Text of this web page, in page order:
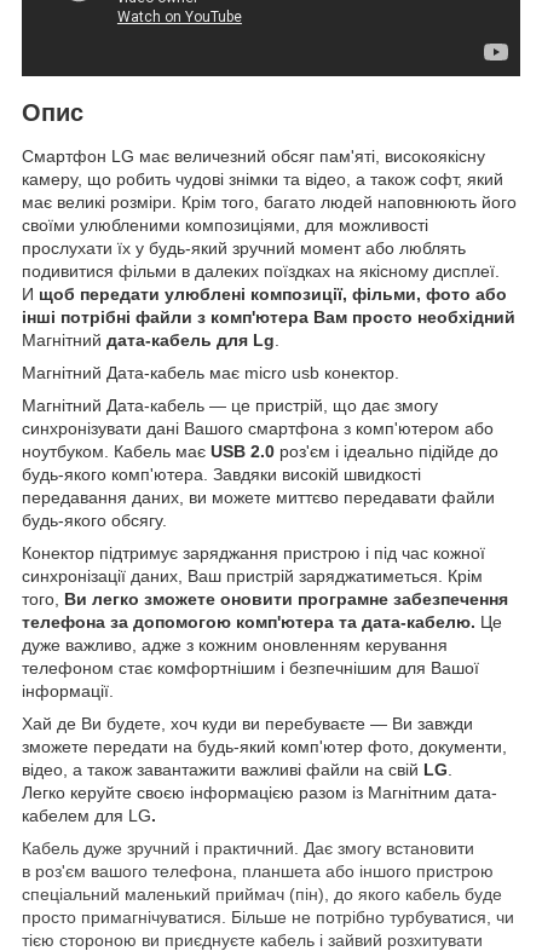
Опис
Смартфон LG має величезний обсяг пам'яті, високоякісну
камеру, що робить чудові знімки та відео, а також софт, який
має великі розміри. Крім того, багато людей наповнюють його
своїми улюбленими композиціями, для можливості
прослухати їх у будь-який зручний момент або люблять
подивитися фільми в далеких поїздках на якісному дисплеї.
И щоб передати улюблені композиції, фільми, фото або
інші потрібні файли з комп'ютера Вам просто необхідний
Магнітний дата-кабель для Lg
Магнітний Дата-кабель має micro usb конектор.
Магнітний Дата-кабель — це пристрій, що дає змогу
синхронізувати дані Вашого смартфона з комп'ютером або
ноутбуком. Кабель має USB 2.0 роз'єм і ідеально підійде до
будь-якого комп'ютера. Завдяки високій швидкості
передавання даних, ви можете миттєво передавати файли
будь-якого обсягу.
Конектор підтримує заряджання пристрою і під час кожної
синхронізації даних, Ваш пристрій заряджатиметься. Крім
того, Ви легко зможете оновити програмне забезпечення
телефона за допомогою комп'ютера та дата-кабелю. Це
дуже важливо, адже з кожним оновленням керування
телефоном стає комфортнішим і безпечнішим для Вашої
інформації.
Хай де Ви будете, хоч куди ви перебуваєте — Ви завжди
зможете передати на будь-який комп'ютер фото, документи,
відео, а також завантажити важливі файли на свій LG
Легко керуйте своєю інформацією разом із Магнітним дата-
кабелем для LG.
Кабель дуже зручний і практичний. Дає змогу встановити
в роз'єм вашого телефона, планшета або іншого пристрою
спеціальний маленький приймач (пін), до якого кабель буде
просто примагнічуватися. Більше не потрібно турбуватися, чи
тією стороною ви приєднуєте кабель і зайвий розхитувати